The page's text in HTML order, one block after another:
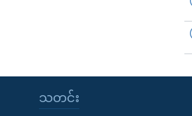
သတင်း